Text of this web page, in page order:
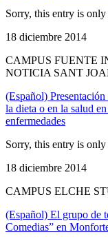
Sorry, this entry is
18 diciembre 2014
CAMPUS FUENTE
NOTICIA SANT
(Español)
la dieta o en la salud
enfermedades
Sorry, this entry is
18 diciembre 2014
CAMPUS ELCHE
(Español) El grupo de
Comedias” en